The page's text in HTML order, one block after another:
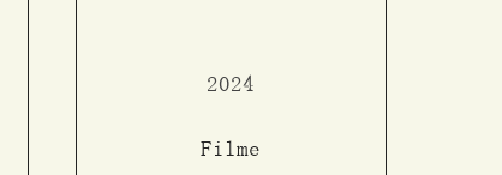
2024
Filme